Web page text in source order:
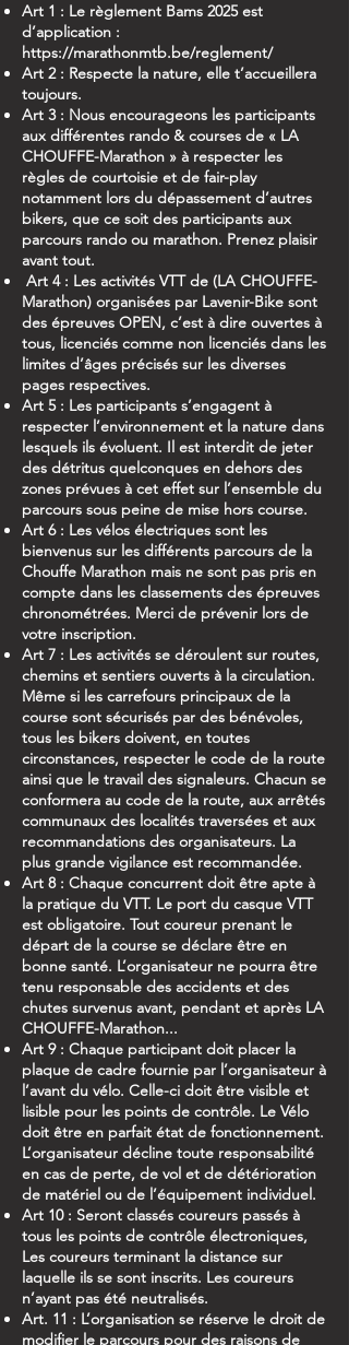
Art 1 : Le règlement Bams 2025 est
d’application :
https://marathonmtb.be/reglement/
Art 2 : Respecte la nature, elle t’accueillera
toujours.
Art 3 : Nous encourageons les participants
aux différentes rando & courses de « LA
CHOUFFE-Marathon » à respecter les
règles de courtoisie et de fair-play
notamment lors du dépassement d’autres
bikers, que ce soit des participants aux
parcours rando ou marathon. Prenez plaisir
avant tout.
Art 4 : Les activités VTT de (LA CHOUFFE-
Marathon) organisées par Lavenir-Bike sont
des épreuves OPEN, c’est à dire ouvertes à
tous, licenciés comme non licenciés dans les
limites d’âges précisés sur les diverses
pages respectives.
Art 5 : Les participants s’engagent à
respecter l’environnement et la nature dans
lesquels ils évoluent. Il est interdit de jeter
des détritus quelconques en dehors des
zones prévues à cet effet sur l’ensemble du
parcours sous peine de mise hors course.
Art 6 : Les vélos électriques sont les
bienvenus sur les différents parcours de la
Chouffe Marathon mais ne sont pas pris en
compte dans les classements des épreuves
chronométrées. Merci de prévenir lors de
votre inscription.
Art 7 : Les activités se déroulent sur routes,
chemins et sentiers ouverts à la circulation.
Même si les carrefours principaux de la
course sont sécurisés par des bénévoles,
tous les bikers doivent, en toutes
circonstances, respecter le code de la route
ainsi que le travail des signaleurs. Chacun se
conformera au code de la route, aux arrêtés
communaux des localités traversées et aux
recommandations des organisateurs. La
plus grande vigilance est recommandée.
Art 8 : Chaque concurrent doit être apte à
la pratique du VTT. Le port du casque VTT
est obligatoire. Tout coureur prenant le
départ de la course se déclare être en
bonne santé. L’organisateur ne pourra être
tenu responsable des accidents et des
chutes survenus avant, pendant et après LA
CHOUFFE-Marathon...
Art 9 : Chaque participant doit placer la
plaque de cadre fournie par l’organisateur à
l’avant du vélo. Celle-ci doit être visible et
lisible pour les points de contrôle. Le Vélo
doit être en parfait état de fonctionnement.
L’organisateur décline toute responsabilité
en cas de perte, de vol et de détérioration
de matériel ou de l’équipement individuel.
Art 10 : Seront classés coureurs passés à
tous les points de contrôle électroniques,
Les coureurs terminant la distance sur
laquelle ils se sont inscrits. Les coureurs
n’ayant pas été neutralisés.
Art. 11 : L’organisation se réserve le droit de
modifier le parcours pour des raisons de